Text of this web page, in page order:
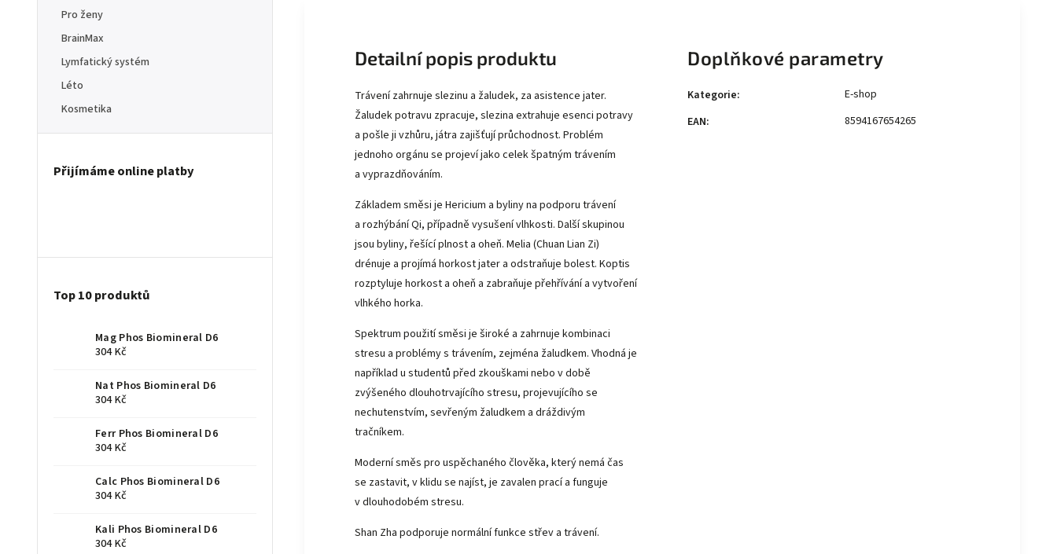
Pro ženy
BrainMax
Lymfatický systém
Léto
Kosmetika
Přijímáme online platby
Top 10 produktů
Mag Phos Biomineral D6
304 Kč
Nat Phos Biomineral D6
304 Kč
Ferr Phos Biomineral D6
304 Kč
Calc Phos Biomineral D6
304 Kč
Kali Phos Biomineral D6
304 Kč
Detailní popis produktu
Trávení zahrnuje slezinu a žaludek, za asistence jater.
Žaludek potravu zpracuje, slezina extrahuje esenci potravy
a pošle ji vzhůru, játra zajišťují průchodnost. Problém
jednoho orgánu se projeví jako celek špatným trávením
a vyprazdňováním.
Základem směsi je Hericium a byliny na podporu trávení
a rozhýbání Qi, případně vysušení vlhkosti. Další skupinou
jsou byliny, řešící plnost a oheň. Melia (Chuan Lian Zi)
drénuje a projímá horkost jater a odstraňuje bolest. Koptis
rozptyluje horkost a oheň a zabraňuje přehřívání a vytvoření
vlhkého horka.
Spektrum použití směsi je široké a zahrnuje kombinaci
stresu a problémy s trávením, zejména žaludkem. Vhodná je
například u studentů před zkouškami nebo v době
zvýšeného dlouhotrvajícího stresu, projevujícího se
nechutenstvím, sevřeným žaludkem a dráždivým
tračníkem.
Moderní směs pro uspěchaného člověka, který nemá čas
se zastavit, v klidu se najíst, je zavalen prací a funguje
v dlouhodobém stresu.
Shan Zha podporuje normální funkce střev a trávení.
Doplňkové parametry
Kategorie:
E-shop
EAN: 8594167654265